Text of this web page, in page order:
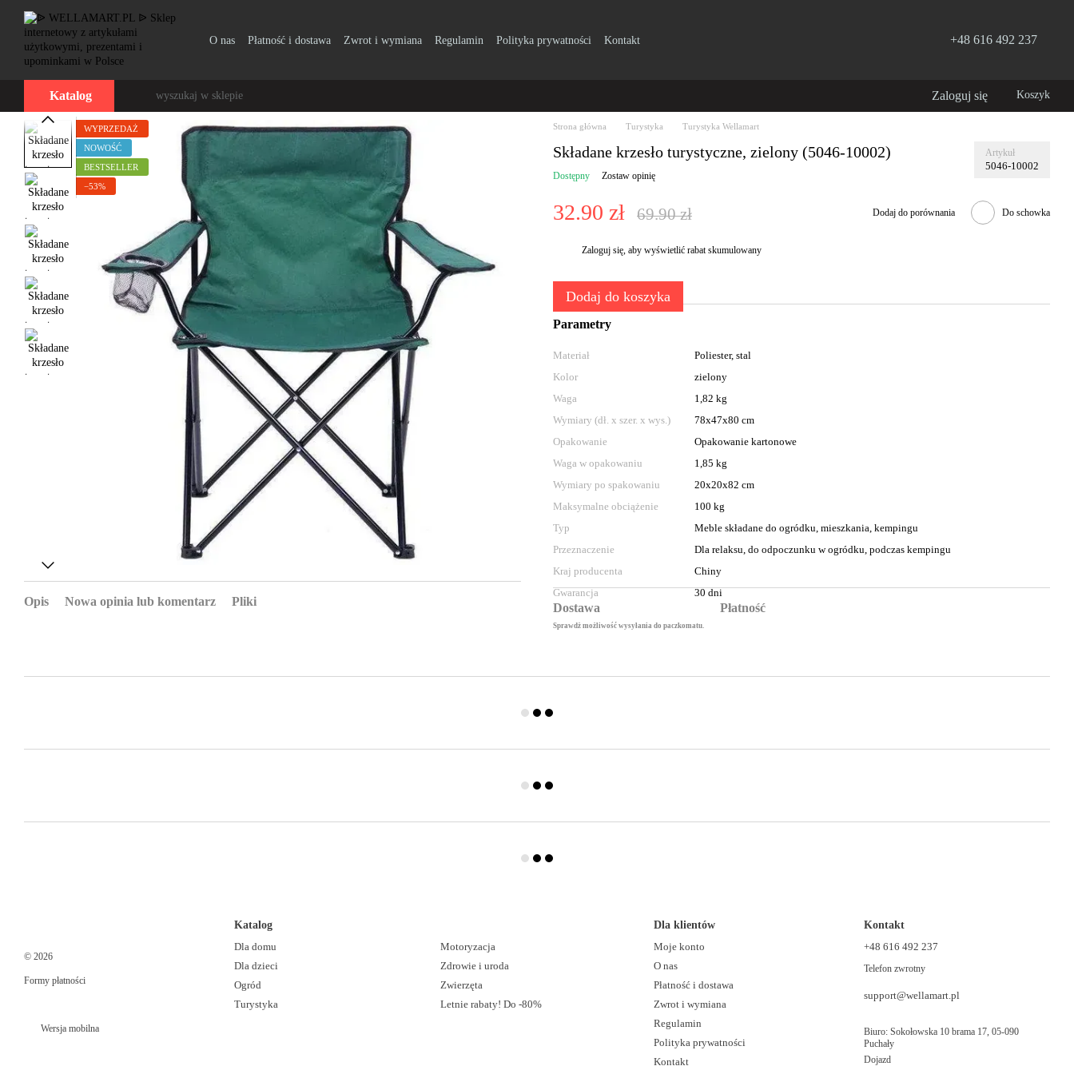
Przejdź do głównej treści
O nas Płatność i dostawa Zwrot i wymiana Regulamin Polityka prywatności Kontakt +48 616 492 237
Katalog Zaloguj się Koszyk
WYPRZEDAŻ
NOWOŚĆ
BESTSELLER
−53%
Opis Nowa opinia lub komentarz Pliki
Strona główna Turystyka Turystyka Wellamart
Składane krzesło turystyczne, zielony (5046-10002) Artykuł
5046-10002
Dostępny Zostaw opinię
32.90 zł 69.90 zł Dodaj do porównania Do schowka
Zaloguj się , aby wyświetlić rabat skumulowany
Dodaj do koszyka
Parametry
Materiał
Poliester, stal
Kolor
zielony
Waga
1,82 kg
Wymiary (dł. x szer. x wys.)
78x47x80 cm
Opakowanie
Opakowanie kartonowe
Waga w opakowaniu
1,85 kg
Wymiary po spakowaniu
20x20x82 cm
Maksymalne obciążenie
100 kg
Typ
Meble składane do ogródku, mieszkania, kempingu
Przeznaczenie
Dla relaksu, do odpoczunku w ogródku, podczas kempingu
Kraj producenta
Chiny
Gwarancja
30 dni
Dostawa
Sprawdż możliwość wysyłania do paczkomatu.
Płatność
© 2026
Formy płatności
Wersja mobilna
Katalog
Dla domu
Dla dzieci
Ogród
Turystyka
Motoryzacja
Zdrowie i uroda
Zwierzęta
Letnie rabaty! Do -80%
Dla klientów
Moje konto
O nas
Płatność i dostawa
Zwrot i wymiana
Regulamin
Polityka prywatności
Kontakt
Kontakt
+48 616 492 237
Telefon zwrotny
support@wellamart.pl
Biuro: Sokołowska 10 brama 17, 05-090
Puchały
Dojazd